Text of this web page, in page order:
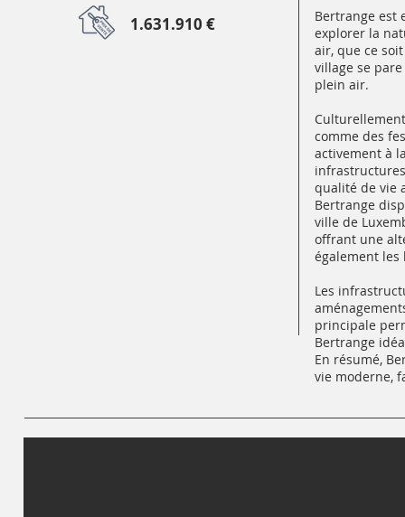
1.631.910 €
Bertrange est
explorer la
air, que ce
village se
plein air.
comme des
activement à
qualité de vie
Bertrange
ville de
offrant une
également
Les
principale
Bertrange
En résumé,
vie moderne,